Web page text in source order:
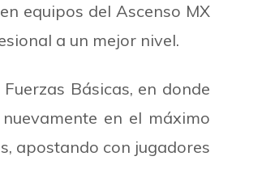
equipos del Ascenso MX
a un mejor nivel.
Básicas, en donde
en el máximo
apostando con jugadores